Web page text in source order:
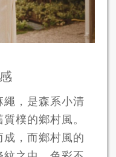
繩，是森系小清
樸的鄉村風。
，而鄉村風的